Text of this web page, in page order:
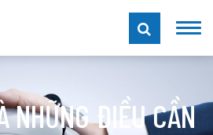
NHỮNG ĐIỀU CẦN